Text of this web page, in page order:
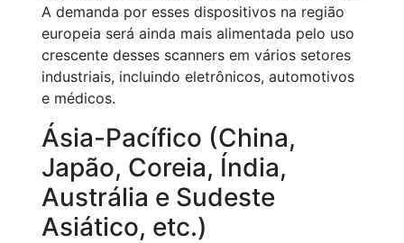
A demanda por esses dispositivos na região
europeia será ainda mais alimentada pelo uso
crescente desses scanners em vários setores
industriais, incluindo eletrônicos, automotivos
e médicos.
Ásia-Pacífico (China,
Japão, Coreia, Índia,
Austrália e Sudeste
Asiático, etc.)